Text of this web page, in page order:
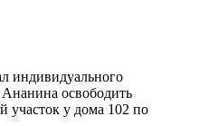
индивидуального
освободить
участок у дома 102 по